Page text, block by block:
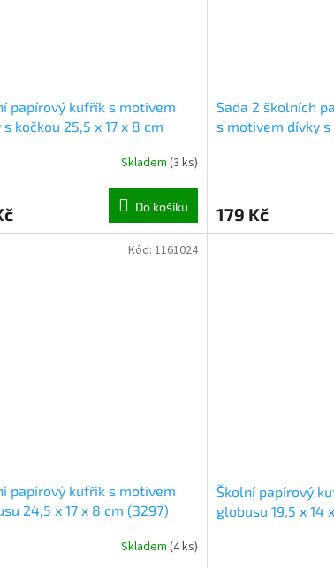
papírový kufřík s motivem
s kočkou 25,5 x 17 x 8 cm
Skladem (3 ks)
Do košíku
Sada 2 školních
s motivem dívky
179 Kč
papírový kufřík s motivem
24,5 x 17 x 8 cm (3297)
Skladem (4 ks)
Kód: 1161024
Školní papírový
globusu 19,5 x 14